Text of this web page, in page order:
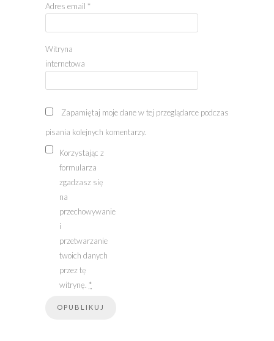
Adres email *
Witryna
internetowa
Zapamiętaj moje dane w tej przeglądarce podczas
pisania kolejnych komentarzy.
Korzystając z
formularza
zgadzasz się
na
przechowywanie
i
przetwarzanie
twoich danych
przez tę
witrynę. *